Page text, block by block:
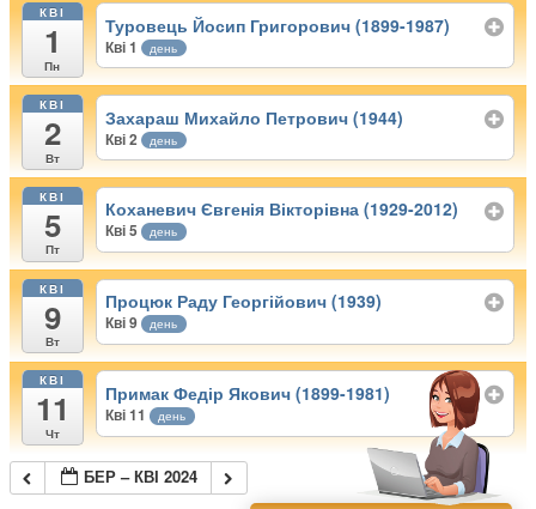
КВІ
1
Пн
Туровець Йосип Григорович (1899-1987)
Кві 1 день
КВІ
2
Вт
Захараш Михайло Петрович (1944)
Кві 2 день
КВІ
5
Пт
Коханевич Євгенія Вікторівна (1929-2012)
Кві 5 день
КВІ
9
Вт
Процюк Раду Георгійович (1939)
Кві 9 день
КВІ
11
Чт
Примак Федір Якович (1899-1981)
Кві 11 день
БЕР – КВІ 2024